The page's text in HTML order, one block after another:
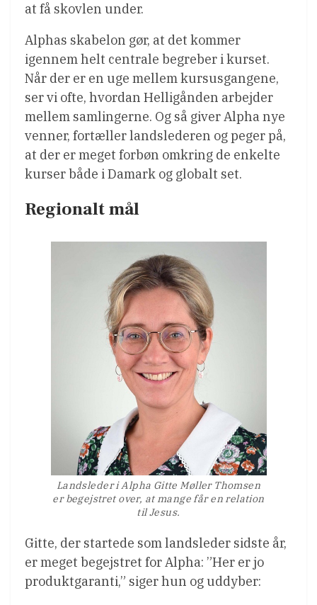
at få skovlen under.
Alphas skabelon gør, at det kommer
igennem helt centrale begreber i kurset.
Når der er en uge mellem kursusgangene,
ser vi ofte, hvordan Helligånden arbejder
mellem samlingerne. Og så giver Alpha nye
venner, fortæller landslederen og peger på,
at der er meget forbøn omkring de enkelte
kurser både i Damark og globalt set.
Regionalt mål
Landsleder i Alpha Gitte Møller Thomsen
er begejstret over, at mange får en relation
til Jesus.
Gitte, der startede som landsleder sidste år,
er meget begejstret for Alpha: ”Her er jo
produktgaranti,” siger hun og uddyber: